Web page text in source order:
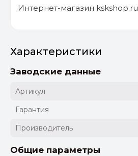
Интернет-магазин kskshop.ru
Характеристики
Заводские данные
Артикул
Гарантия
Производитель
Общие параметры